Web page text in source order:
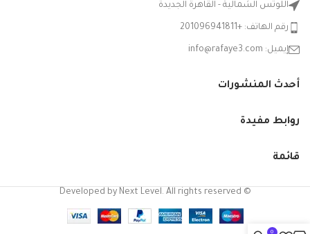
متين وصحي.
اللوتس الشمالية - القاهرة الجديدة
رقم الهاتف: +201096941811
إيميل: info@rafaye3.com
أحدث المنشورات
روابط مفيدة
قائمة
© Developed by Next Level. All rights reserved
0